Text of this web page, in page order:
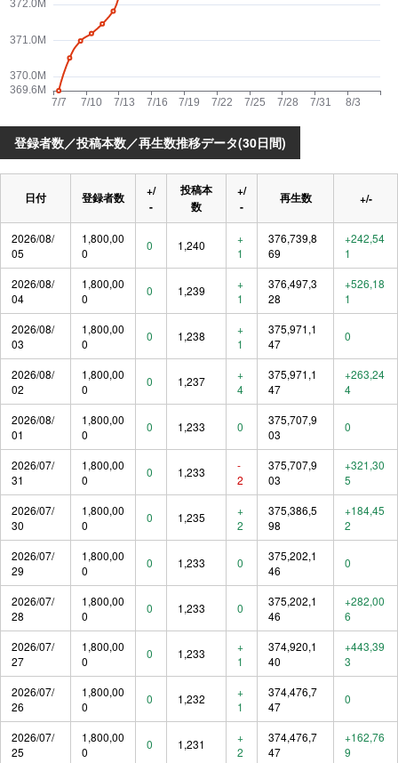
登録者数／投稿本数／再生数推移データ(30日間)
日付 登録者数
+/
-
投稿本
数
+/
-
再生数 +/-
2026/08/
05
1,800,00
0
0 1,240
+
1
376,739,8
69
+242,54
1
2026/08/
04
1,800,00
0
0 1,239
+
1
376,497,3
28
+526,18
1
2026/08/
03
1,800,00
0
0 1,238
+
1
375,971,1
47
0
2026/08/
02
1,800,00
0
0 1,237
+
4
375,971,1
47
+263,24
4
2026/08/
01
1,800,00
0
0 1,233 0
375,707,9
03
0
2026/07/
31
1,800,00
0
0 1,233
-
2
375,707,9
03
+321,30
5
2026/07/
30
1,800,00
0
0 1,235
+
2
375,386,5
98
+184,45
2
2026/07/
29
1,800,00
0
0 1,233 0
375,202,1
46
0
2026/07/
28
1,800,00
0
0 1,233 0
375,202,1
46
+282,00
6
2026/07/
27
1,800,00
0
0 1,233
+
1
374,920,1
40
+443,39
3
2026/07/
26
1,800,00
0
0 1,232
+
1
374,476,7
47
0
2026/07/
25
1,800,00
0
0 1,231
+
2
374,476,7
47
+162,76
9